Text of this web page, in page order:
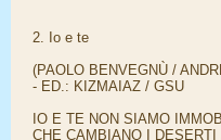
2. Io e te
(PAOLO BENVEGNÙ /
- ED.: KIZMAIAZ / GSU
IO E TE NON SIAMO
CHE CAMBIANO I